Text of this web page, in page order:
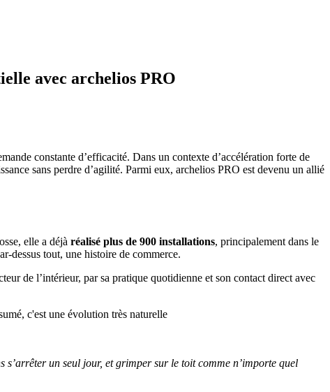
avec archelios PRO
constante d’efficacité. Dans un contexte d’accélération forte de
sans perdre d’agilité. Parmi eux, archelios PRO est devenu un allié
elle a déjà réalisé plus de 900 installations, principalement dans le
dessus tout, une histoire de commerce.
de l’intérieur, par sa pratique quotidienne et son contact direct avec
c'est une évolution très naturelle
s’arrêter un seul jour, et grimper sur le toit comme n’importe quel